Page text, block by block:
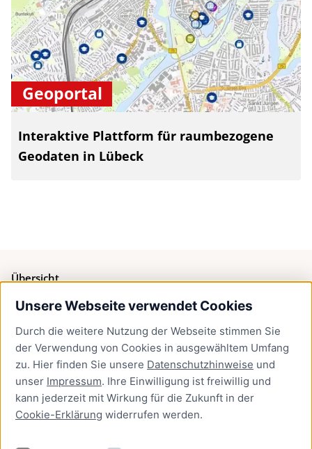
Unsere Webseite verwendet Cookies
Durch die weitere Nutzung der Webseite stimmen Sie
der Verwendung von Cookies in ausgewähltem Umfang
zu. Hier finden Sie unsere Datenschutzhinweise und
unser Impressum. Ihre Einwilligung ist freiwillig und
kann jederzeit mit Wirkung für die Zukunft in der
Cookie-Erklärung widerrufen werden.
Geoportal
Interaktive Plattform für raumbezogene
Geodaten in Lübeck
Übersicht
Bürgerservice
Presse
Newsletter Lübeck:kompakt
Kontakt
Kontakt